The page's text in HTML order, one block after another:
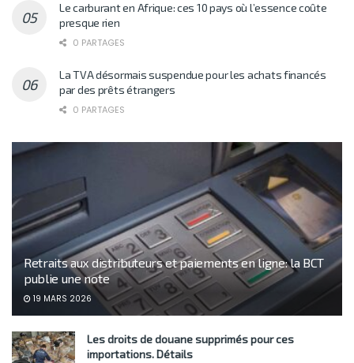
Le carburant en Afrique: ces 10 pays où l’essence coûte
presque rien
0 PARTAGES
La TVA désormais suspendue pour les achats financés
par des prêts étrangers
0 PARTAGES
Retraits aux distributeurs et paiements en ligne: la BCT
publie une note
19 MARS 2026
Les droits de douane supprimés pour ces
importations. Détails